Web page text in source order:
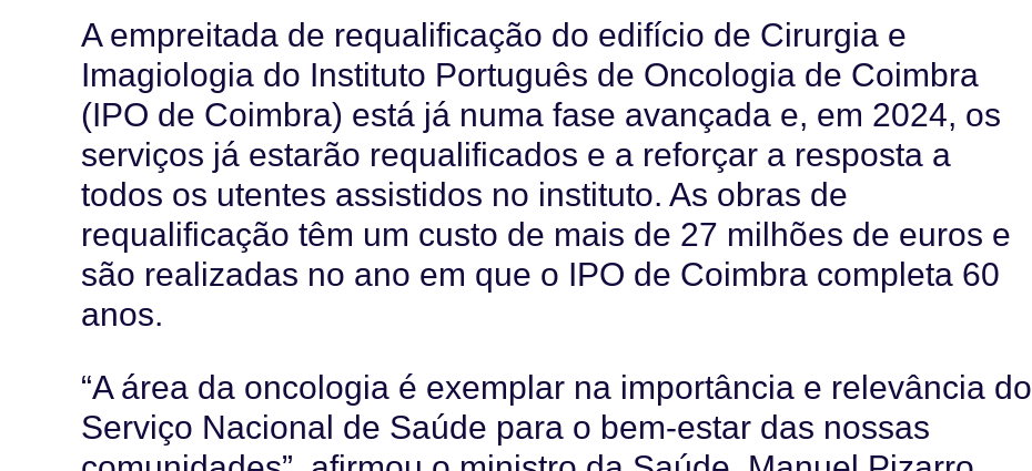
A empreitada de requalificação do edifício de Cirurgia e
Imagiologia do Instituto Português de Oncologia de Coimbra
(IPO de Coimbra) está já numa fase avançada e, em 2024, os
serviços já estarão requalificados e a reforçar a resposta a
todos os utentes assistidos no instituto. As obras de
requalificação têm um custo de mais de 27 milhões de euros e
são realizadas no ano em que o IPO de Coimbra completa 60
anos.
“A área da oncologia é exemplar na importância e relevância do
Serviço Nacional de Saúde para o bem-estar das nossas